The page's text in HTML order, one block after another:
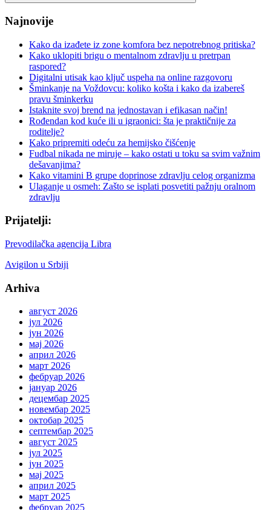
Search
Najnovije
Kako da izađete iz zone komfora bez nepotrebnog pritiska?
Kako uklopiti brigu o mentalnom zdravlju u pretrpan
raspored?
Digitalni utisak kao ključ uspeha na online razgovoru
Šminkanje na Voždovcu: koliko košta i kako da izabereš
pravu šminkerku
Istaknite svoj brend na jednostavan i efikasan način!
Rođendan kod kuće ili u igraonici: šta je praktičnije za
roditelje?
Kako pripremiti odeću za hemijsko čišćenje
Fudbal nikada ne miruje – kako ostati u toku sa svim važnim
dešavanjima?
Kako vitamini B grupe doprinose zdravlju celog organizma
Ulaganje u osmeh: Zašto se isplati posvetiti pažnju oralnom
zdravlju
Prijatelji:
Prevodilačka agencija Libra
Avigilon u Srbiji
Arhiva
август 2026
јул 2026
јун 2026
мај 2026
април 2026
март 2026
фебруар 2026
јануар 2026
децембар 2025
новембар 2025
октобар 2025
септембар 2025
август 2025
јул 2025
јун 2025
мај 2025
април 2025
март 2025
фебруар 2025